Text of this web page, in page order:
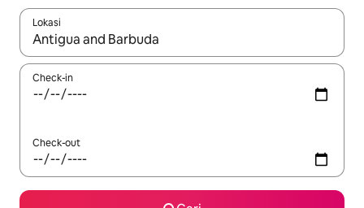
Lokasi
Jika hasil yang dicari tersedia, telusuri dengan tombol panah
Check-in
Check-out